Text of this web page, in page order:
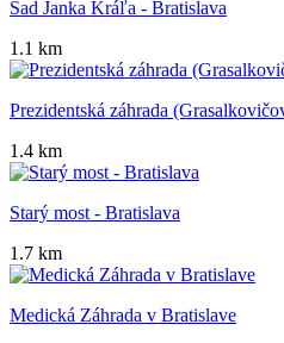
Sad Janka Kráľa - Bratislava
1.1 km
Prezidentská záhrada
1.4 km
Starý most - Bratislava
1.7 km
Medická Záhrada v Bratislave